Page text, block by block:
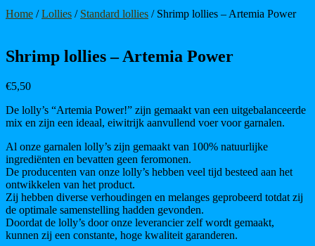
Home /Lollies / Standard lollies / Shrimp lollies – Artemia Power
Shrimp lollies – Artemia Power
€5,50
De lolly’s “Artemia Power!” zijn gemaakt van een uitgebalanceerde
mix en zijn een ideaal, eiwitrijk aanvullend voer voor garnalen.
Al onze garnalen lolly’s zijn gemaakt van 100% natuurlijke
ingrediënten en bevatten geen feromonen.
De producenten van onze lolly’s hebben veel tijd besteed aan het
ontwikkelen van het product.
Zij hebben diverse verhoudingen en melanges geprobeerd totdat zij
de optimale samenstelling hadden gevonden.
Doordat de lolly’s door onze leverancier zelf wordt gemaakt,
kunnen zij een constante, hoge kwaliteit garanderen.